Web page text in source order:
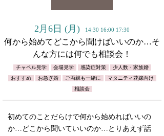
2月6日 (月) 14:30 16:00 17:30
何から始めてどこから聞けばいいのか…そ
んな方には何でも相談会！
チャペル見学 会場見学 感染症対策
少人数・家族婚
おすすめ
お急ぎ婚 ご両親も一緒に
マタニティ花嫁向け
相談会
初めてのことだらけで何から始めればいいの
か…どこから聞いていいのか…とりあえず話